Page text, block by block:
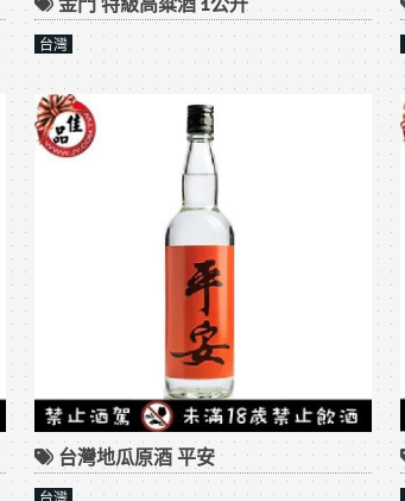
台灣
台灣地瓜原酒 平安